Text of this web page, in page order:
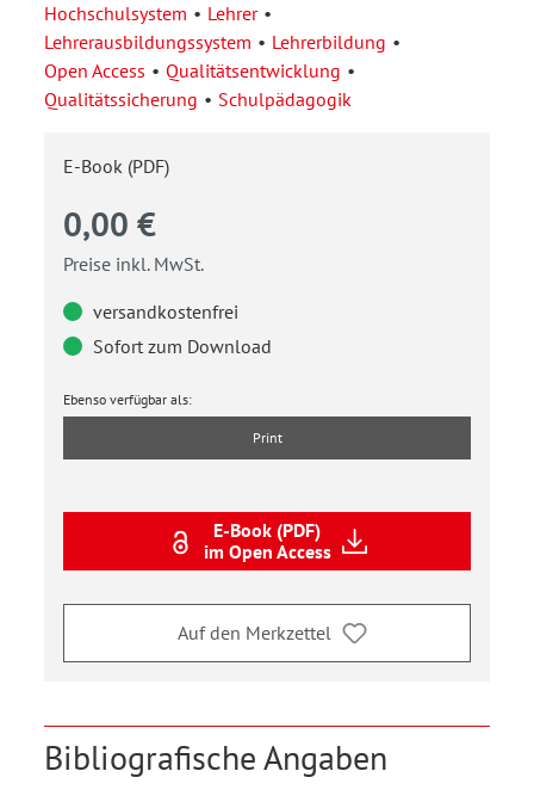
Hochschulsystem
Lehrer
Lehrerausbildungssystem
Lehrerbildung
Open Access
Qualitätsentwicklung
Qualitätssicherung
Schulpädagogik
E-Book (PDF)
0,00 €
Preise inkl. MwSt.
versandkostenfrei
Sofort zum Download
Ebenso verfügbar als:
Print
E-Book (PDF)
im Open Access
Auf den Merkzettel
Bibliografische Angaben